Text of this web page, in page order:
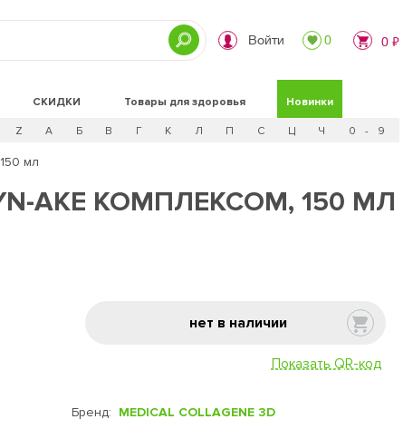
Войти 0 0 ₽
СКИДКИ Новинки
Товары для здоровья
Z А Б В Г К Л П С Ц Ч 0 - 9
мл
AKE КОМПЛЕКСОМ, 150 МЛ
нет в наличии
Показать QR-код
Бренд: MEDICAL COLLAGENE 3D